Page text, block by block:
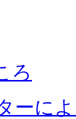
ろ
ーに